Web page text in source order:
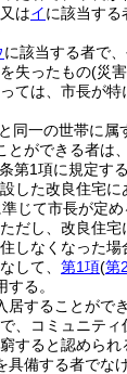
又はイに該当する
に該当する者で
失ったもの(災
ては、市長が特
同一の世帯に属
とができる者は
第1項に規定す
した改良住宅
じて市長が定め
ただし、改良住宅
しなくなった場
して、 第1項(第
る。
することがで
、コミュニティ
すると認められ
具備する者でな